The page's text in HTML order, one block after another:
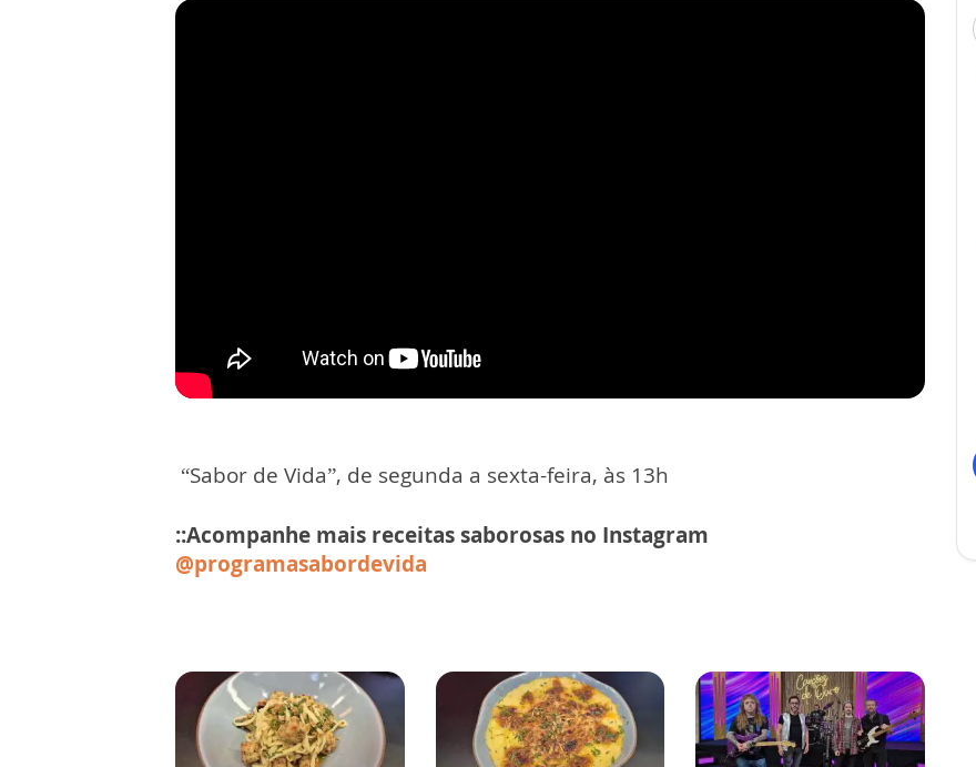
“Sabor de Vida”, de segunda a sexta-feira, às 13h
::Acompanhe mais receitas saborosas no Instagram
@programasabordevida